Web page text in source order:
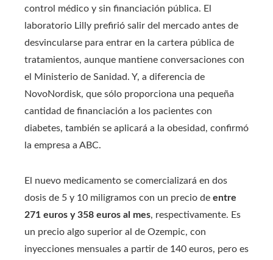
control médico y sin financiación pública. El
laboratorio Lilly prefirió salir del mercado antes de
desvincularse para entrar en la cartera pública de
tratamientos, aunque mantiene conversaciones con
el Ministerio de Sanidad. Y, a diferencia de
NovoNordisk, que sólo proporciona una pequeña
cantidad de financiación a los pacientes con
diabetes, también se aplicará a la obesidad, confirmó
la empresa a ABC.
El nuevo medicamento se comercializará en dos
dosis de 5 y 10 miligramos con un precio de entre
271 euros y 358 euros al mes, respectivamente. Es
un precio algo superior al de Ozempic, con
inyecciones mensuales a partir de 140 euros, pero es